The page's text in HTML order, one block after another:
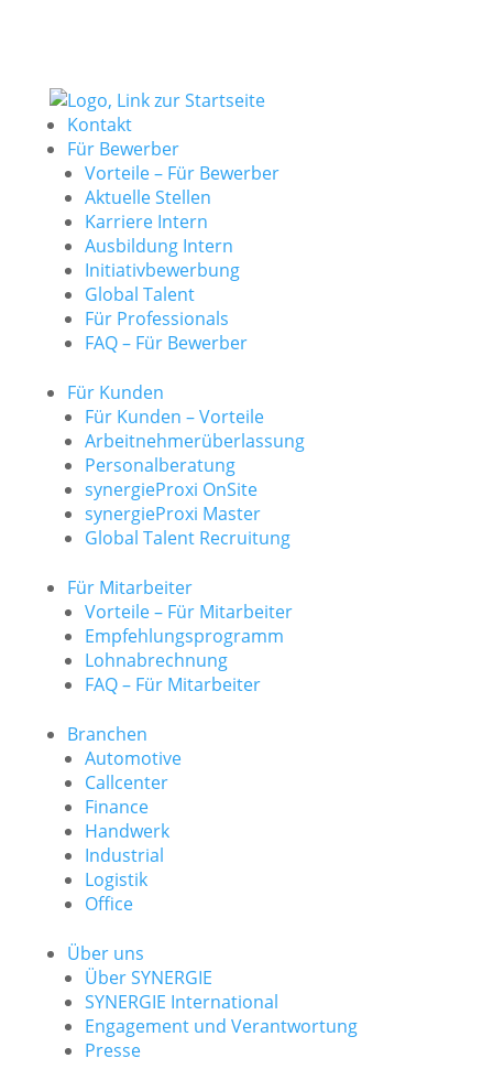
Kontakt
Für Bewerber
Vorteile – Für Bewerber
Aktuelle Stellen
Karriere Intern
Ausbildung Intern
Initiativbewerbung
Global Talent
Für Professionals
FAQ – Für Bewerber
Für Kunden
Für Kunden – Vorteile
Arbeitnehmerüberlassung
Personalberatung
synergieProxi OnSite
synergieProxi Master
Global Talent Recruitung
Für Mitarbeiter
Vorteile – Für Mitarbeiter
Empfehlungsprogramm
Lohnabrechnung
FAQ – Für Mitarbeiter
Branchen
Automotive
Callcenter
Finance
Handwerk
Industrial
Logistik
Office
Über uns
Über SYNERGIE
SYNERGIE International
Engage­ment und Verantwor­tung
Presse